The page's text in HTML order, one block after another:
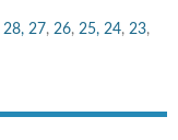
28, 27, 26, 25, 24, 23,